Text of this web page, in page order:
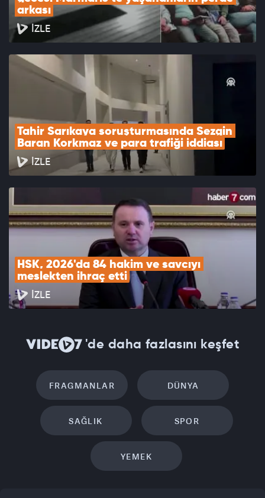
arkası
İZLE
Tahir Sarıkaya soruşturmasında Sezgin
Baran Korkmaz ve para trafiği iddiası
İZLE
HSK, 2026'da 84 hakim ve savcıyı
meslekten ihraç etti
İZLE
'de daha fazlasını keşfet
FRAGMANLAR DÜNYA
SAĞLIK SPOR
YEMEK